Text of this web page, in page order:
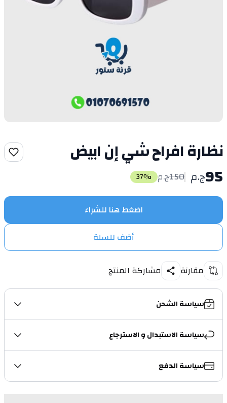
نظارة افراح شي إن ابيض
95ج.م 150ج.م 37%
اضغط هنا للشراء
أضف للسلة
مقارنة مشاركة المنتج
سياسة الشحن
سياسة الاستبدال و الاسترجاع
سياسة الدفع